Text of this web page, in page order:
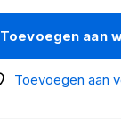
Toevoegen aan
Toevoegen aan